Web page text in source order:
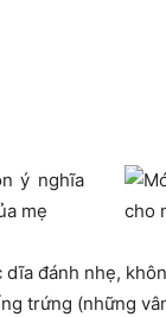
đánh nhẹ,
trứng (những